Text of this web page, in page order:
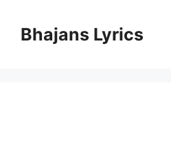
contentBhajans Lyrics